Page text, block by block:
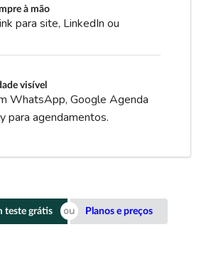
à mão
para site, LinkedIn ou
visível
WhatsApp, Google Agenda
para agendamentos.
teste grátis Planos e preços